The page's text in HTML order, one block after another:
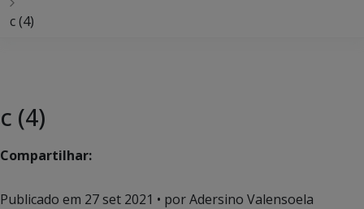
c (4)
c (4)
Compartilhar:
Publicado em 27 set 2021 • por Adersino Valensoela